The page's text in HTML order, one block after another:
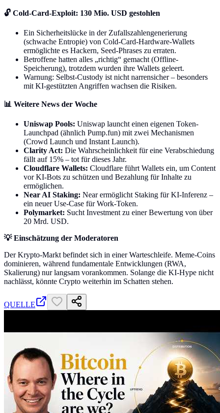
🔓 Cold-Card-Exploit: 130 Mio. USD gestohlen
Ein Sicherheitslücke in der Zufallszahlengenerierung
(schwache Entropie) von Cold-Card-Hardware-Wallets
ermöglichte es Hackern, Seed-Phrases zu erraten.
Betroffene hatten alles „richtig“ gemacht (Offline-
Speicherung), trotzdem wurden ihre Wallets geleert.
Warnung: Selbst-Custody ist nicht narrensicher – besonders
mit KI-gestützten Angriffen wachsen die Risiken.
📊 Weitere News der Woche
Uniswap Pools: Uniswap launcht einen eigenen Token-
Launchpad (ähnlich Pump.fun) mit zwei Mechanismen
(Crowd Launch und Instant Launch).
Clarity Act: Die Wahrscheinlichkeit für eine Verabschiedung
fällt auf 15% – tot für dieses Jahr.
Cloudflare Wallets: Cloudflare führt Wallets ein, um Content
vor KI-Bots zu schützen und Bezahlung für Inhalte zu
ermöglichen.
Near AI Staking: Near ermöglicht Staking für KI-Inferenz –
ein neuer Use-Case für Work-Token.
Polymarket: Sucht Investment zu einer Bewertung von über
20 Mrd. USD.
💡 Einschätzung der Moderatoren
Der Krypto-Markt befindet sich in einer Warteschleife. Meme-Coins
dominieren, während fundamentale Entwicklungen (RWA,
Skalierung) nur langsam vorankommen. Solange die KI-Hype nicht
nachlässt, könnte Crypto weiterhin im Schatten stehen.
QUELLE